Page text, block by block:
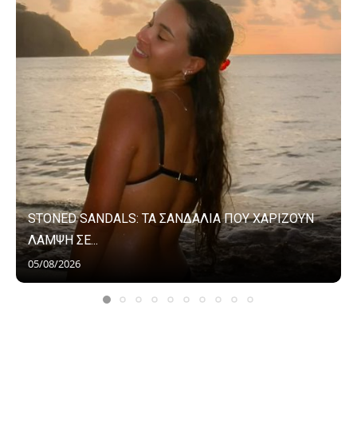
STONED SANDALS: ΤΑ ΣΑΝΔΑΛΙΑ ΠΟΥ ΧΑΡΙΖΟΥΝ
ΛΑΜΨΗ ΣΕ...
05/08/2026